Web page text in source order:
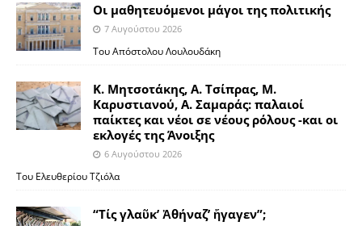
Οι μαθητευόμενοι μάγοι της πολιτικής
7 Αυγούστου 2026
Του Απόστολου Λουλουδάκη
Κ. Μητσοτάκης, Α. Τσίπρας, Μ.
Καρυστιανού, Α. Σαμαράς: παλαιοί
παίκτες και νέοι σε νέους ρόλους -και οι
εκλογές της Άνοιξης
6 Αυγούστου 2026
Του Ελευθερίου Τζιόλα
“Τίς γλαῦκ’ Ἀθήναζ’ ἤγαγεν”;